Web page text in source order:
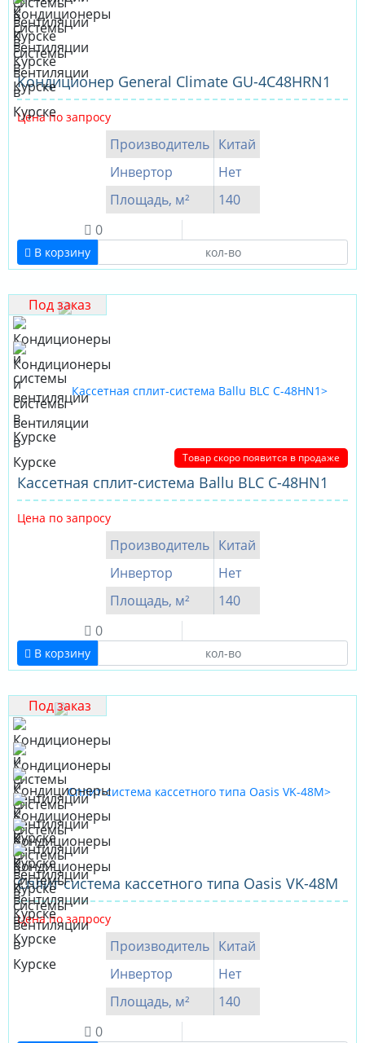
Кондиционер General Climate GU-4C48HRN1
Цена по запросу
Производитель Китай
Инвертор
Нет
Площадь, м²
140
0
В корзину
Под заказ
Товар скоро появится в продаже
Кассетная сплит-система Ballu BLC C-48HN1
Цена по запросу
Производитель Китай
Инвертор
Нет
Площадь, м²
140
0
В корзину
Под заказ
Сплит-система кассетного типа Oasis VK-48M
Цена по запросу
Производитель Китай
Инвертор
Нет
Площадь, м²
140
0